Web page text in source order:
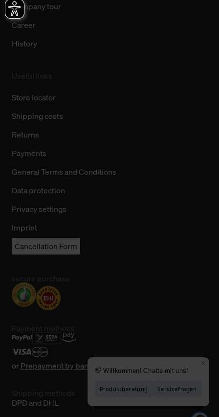
Company tour
Career
History
Store locator
Shipping costs
Returns
Payments
General Terms and Conditions
Data protection
Privacy settings
Imprint
Cancellation Form
orPrepayment by bank transfer
DPD and DHL